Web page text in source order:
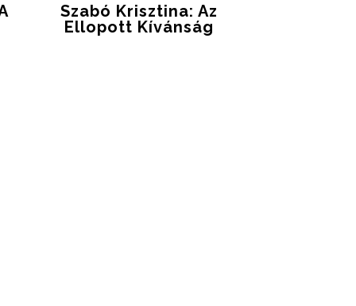
Szabó Krisztina: Az
Ellopott Kívánság